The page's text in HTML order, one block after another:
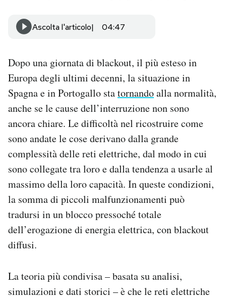
SHOP
AREA PERSONALE
Area Personale
Newsletter
Notifiche mobile
Esci
Ascolta l'articolo 04:47
Dopo una giornata di blackout, il più esteso in
Europa degli ultimi decenni, la situazione in
Spagna e in Portogallo statornandoalla normalità,
anche se le cause dell’interruzione non sono
ancora chiare. Le difficoltà nel ricostruire come
sono andate le cose derivano dalla grande
complessità delle reti elettriche, dal modo in cui
sono collegate tra loro e dalla tendenza a usarle al
massimo della loro capacità. In queste condizioni,
la somma di piccoli malfunzionamenti può
tradursi in un blocco pressoché totale
dell’erogazione di energia elettrica, con blackout
diffusi.
La teoria più condivisa – basata su analisi,
simulazioni e dati storici – è che le reti elettriche